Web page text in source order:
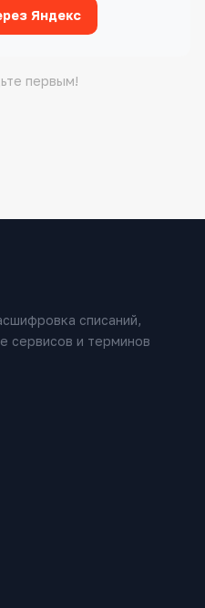
Яндекс
первым!
списаний,
сервисов и терминов